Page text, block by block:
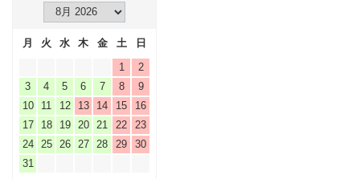
月 火 水 木 金 土
日
1
2
3
4 5 6 7 8
9
10
11 12 13 14 15
16
17
18 19 20 21 22
23
24
25 26 27 28 29
30
31